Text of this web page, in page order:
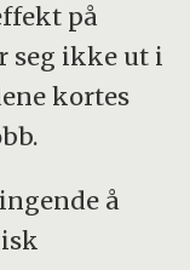
på
seg ikke ut i
kortes
å